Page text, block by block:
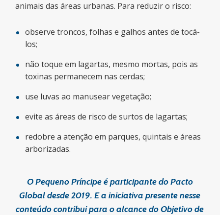
animais das áreas urbanas. Para reduzir o risco:
observe troncos, folhas e galhos antes de tocá-
los;
não toque em lagartas, mesmo mortas, pois as
toxinas permanecem nas cerdas;
use luvas ao manusear vegetação;
evite as áreas de risco de surtos de lagartas;
redobre a atenção em parques, quintais e áreas
arborizadas.
O Pequeno Príncipe é participante do Pacto
Global desde 2019. E a iniciativa presente nesse
conteúdo contribui para o alcance do Objetivo de